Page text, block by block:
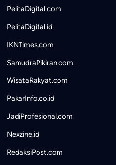
PelitaDigital.com
PelitaDigital.id
IKNTimes.com
SamudraPikiran.com
WisataRakyat.com
PakarInfo.co.id
JadiProfesional.com
Nexzine.id
RedaksiPost.com